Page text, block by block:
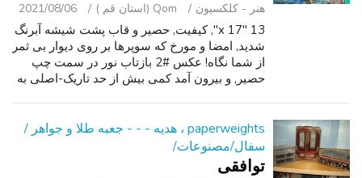
هنر - کلکسیون Qom (استان قم ) 2021/08/06
13 "x 17", کیفیت, حصیر و قاب پشت شیشه آبرنگ
شدید, امضا و مورخ که سوپرها بر روی دیوار بی ثمر
از شما نگاه! عکس #2 بازتاب نور در سمت چپ
حصیر, و بیرون آمد کمی بیش از حد تاریک-اصلی به
paperweights ، هدیه - - - جعبه طلا و جواهر /
سفال/مصنوعات/
توافقی